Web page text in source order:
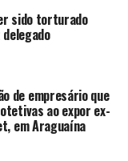
sido torturado
de empresário que
ao expor ex-
em Araguaína